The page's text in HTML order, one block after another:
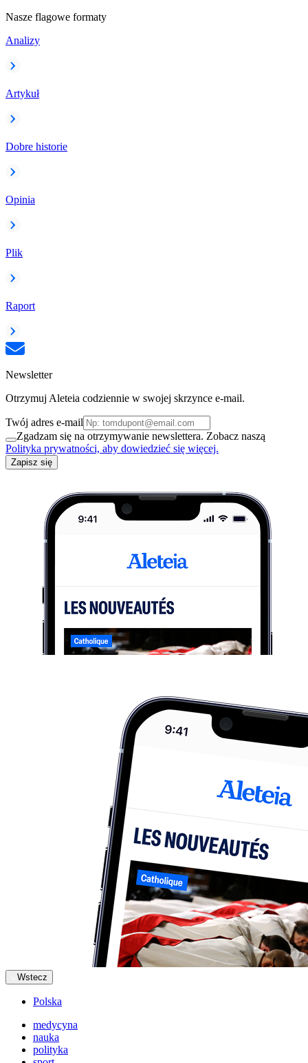
Nasze flagowe formaty
Analizy
Artykuł
Dobre historie
Opinia
Plik
Raport
Newsletter
Otrzymuj Aleteia codziennie w swojej skrzynce e-mail.
Twój adres e-mail
Zgadzam się na otrzymywanie newslettera. Zobacz naszą
Polityka prywatności, aby dowiedzieć się więcej.
Zapisz się
Wstecz
Polska
medycyna
nauka
polityka